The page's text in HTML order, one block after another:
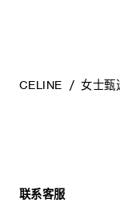
CELINE 女士甄
联系客服